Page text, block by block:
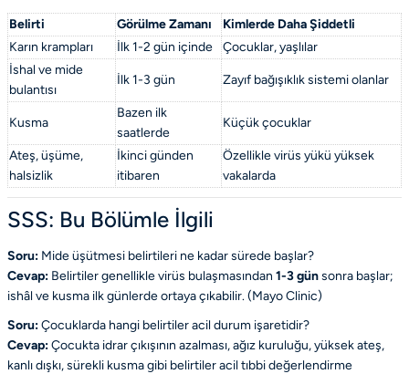
Belirti Görülme Zamanı
Kimlerde Daha Şiddetli
Karın krampları
İlk 1-2 gün içinde
Çocuklar, yaşlılar
İshal ve mide
bulantısı
İlk 1-3 gün Zayıf bağışıklık sistemi olanlar
Kusma
Bazen ilk
saatlerde
Küçük çocuklar
Ateş, üşüme,
halsizlik
İkinci günden
itibaren
Özellikle virüs yükü yüksek
vakalarda
SSS: Bu Bölümle İlgili
Soru: Mide üşütmesi belirtileri ne kadar sürede başlar?
Cevap: Belirtiler genellikle virüs bulaşmasından 1-3 günsonra başlar;
ishâl ve kusma ilk günlerde ortaya çıkabilir. (Mayo Clinic)
Soru:Çocuklarda hangi belirtiler acil durum işaretidir?
Cevap:Çocukta idrar çıkışının azalması, ağız kuruluğu, yüksek ateş,
kanlı dışkı, sürekli kusma gibi belirtiler acil tıbbi değerlendirme